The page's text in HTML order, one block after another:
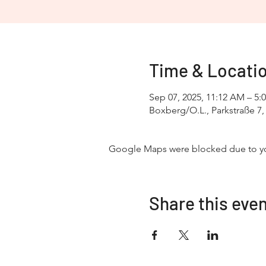
Time &
Sep 07, 2025, 11:12 AM –
Boxberg/O.L., Parkstraße
Google Maps were blocked due to
Share this